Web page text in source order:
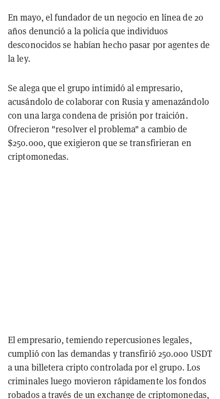
En mayo, el fundador de un negocio en línea de 20
años denunció a la policía que individuos
desconocidos se habían hecho pasar por agentes de
la ley.
Se alega que el grupo intimidó al empresario,
acusándolo de colaborar con Rusia y amenazándolo
con una larga condena de prisión por traición.
Ofrecieron "resolver el problema" a cambio de
$250.000, que exigieron que se transfirieran en
criptomonedas.
El empresario, temiendo repercusiones legales,
cumplió con las demandas y transfirió 250.000 USDT
a una billetera cripto controlada por el grupo. Los
criminales luego movieron rápidamente los fondos
robados a través de un exchange de criptomonedas,